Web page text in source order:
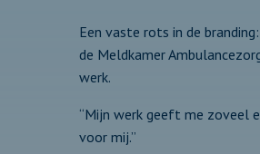
Een vaste rots in de
de Meldkamer
werk.
“Mijn werk geeft me zoveel
voor mij.”